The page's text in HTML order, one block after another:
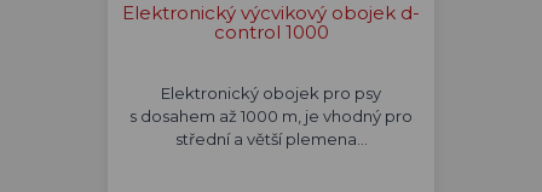
Elektronický výcvikový obojek d-
control 1000
Elektronický obojek pro psy
s dosahem až 1000 m, je vhodný pro
střední a větší plemena…